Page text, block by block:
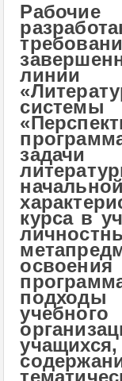
курса в
подходы